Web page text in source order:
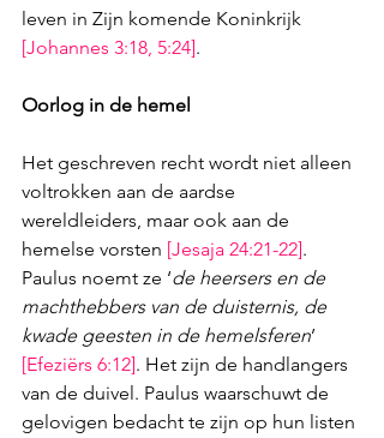
leven in Zijn komende Koninkrijk
[Johannes 3:18, 5:24].
Oorlog in de hemel
Het geschreven recht wordt niet alleen
voltrokken aan de aardse
wereldleiders, maar ook aan de
hemelse vorsten [Jesaja 24:21-22].
Paulus noemt ze ‘de heersers en de
machthebbers van de duisternis, de
kwade geesten in de hemelsferen’
[Efeziërs 6:12]. Het zijn de handlangers
van de duivel. Paulus waarschuwt de
gelovigen bedacht te zijn op hun listen